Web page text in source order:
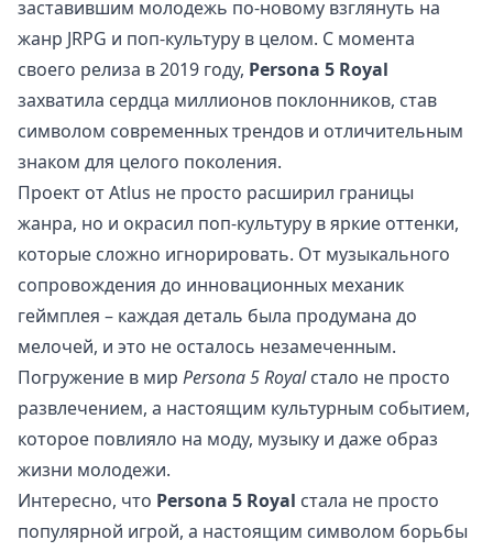
заставившим молодежь по-новому взглянуть на
жанр JRPG и поп-культуру в целом. С момента
своего релиза в 2019 году, Persona 5 Royal
захватила сердца миллионов поклонников, став
символом современных трендов и отличительным
знаком для целого поколения.
Проект от Atlus не просто расширил границы
жанра, но и окрасил поп-культуру в яркие оттенки,
которые сложно игнорировать. От музыкального
сопровождения до инновационных механик
геймплея – каждая деталь была продумана до
мелочей, и это не осталось незамеченным.
Погружение в мир Persona 5 Royalстало не просто
развлечением, а настоящим культурным событием,
которое повлияло на моду, музыку и даже образ
жизни молодежи.
Интересно, что Persona 5 Royal стала не просто
популярной игрой, а настоящим символом борьбы